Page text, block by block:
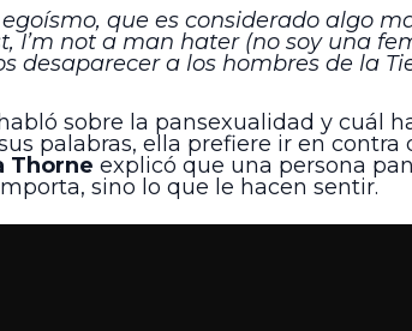
que es considerado algo
I’m not a man hater (no soy una
a los hombres de la
sobre la pansexualidad y cuál
palabras, ella prefiere ir en contra
Thorne explicó que una persona
sino lo que le hacen sentir.